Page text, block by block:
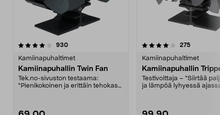
930arvostelut
Kamiinapuhaltimet
Kamiinapuhallin Twin Fan
Tek.no-sivuston testaama:
"Pienikokoinen ja erittäin tehokas
4.0 viidestä
275arvostelut
Kamiinapuhaltimet
Kamiinapuhallin
Testivoittaja – "Siirtää
ja lämpöä lyhyessä
4.0 viidestä